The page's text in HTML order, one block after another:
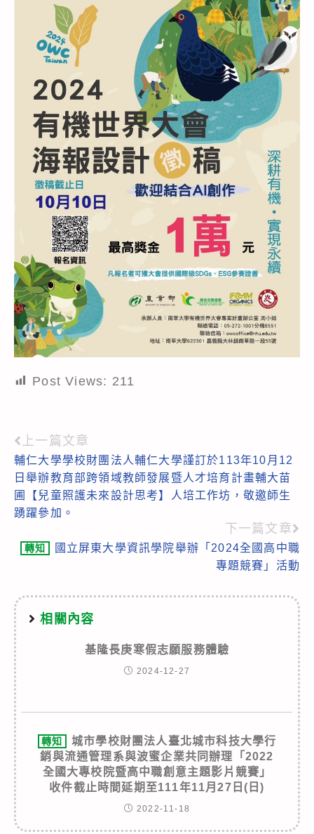
Post Views: 211
Read
more
articles
上一篇文章
輔仁大學學校財團法人輔仁大學謹訂於113年10月12
日舉辦教育部跨領域教師發展暨人才培育計畫輔大苗
圃【兒童照護未來設計思考】人培工作坊，敬邀師生
踴躍參加。
下一篇文章
轉知
國立屏東大學資訊學院舉辦「2024全國高中職
專題競賽」活動
相關內容
基隆長庚寒假志願服務體驗
2024-12-27
轉知
城市學校財團法人臺北城市科技大學行
銷與流通管理系與波蜜企業共同辦理「2022
全國大專校院暨高中職創意主題影片競賽」
收件截止時間延期至111年11月27日(日)
2022-11-18